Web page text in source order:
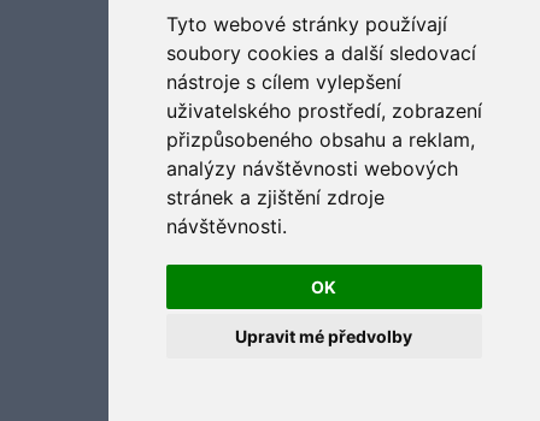
Tyto webové stránky používají
soubory cookies a další sledovací
nástroje s cílem vylepšení
uživatelského prostředí, zobrazení
přizpůsobeného obsahu a reklam,
analýzy návštěvnosti webových
stránek a zjištění zdroje
návštěvnosti.
OK
Upravit mé předvolby